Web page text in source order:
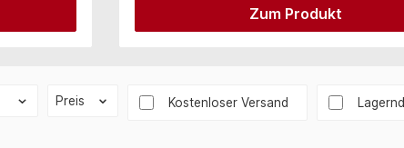
Zum Produkt
Preis Filter hinzufügen: Versandkostenfrei
Kostenloser Versand Lagernd